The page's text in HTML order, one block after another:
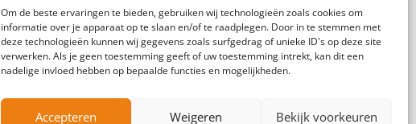
Om de beste ervaringen te bieden, gebruiken wij technologieën zoals cookies om
informatie over je apparaat op te slaan en/of te raadplegen. Door in te stemmen met
deze technologieën kunnen wij gegevens zoals surfgedrag of unieke ID's op deze site
verwerken. Als je geen toestemming geeft of uw toestemming intrekt, kan dit een
nadelige invloed hebben op bepaalde functies en mogelijkheden.
Accepteren Weigeren Bekijk voorkeuren
8028 PL Zwolle
Algemeen:
088 625 96 00